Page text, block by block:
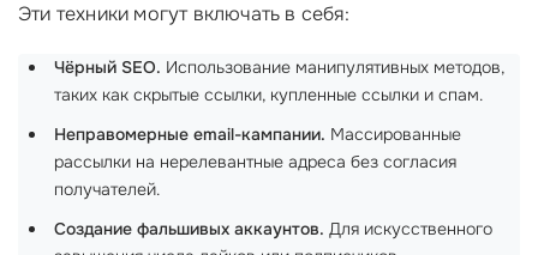
Эти техники могут включать в себя:
Чёрный SEO. Использование манипулятивных методов,
таких как скрытые ссылки, купленные ссылки и спам.
Неправомерные email-кампании. Массированные
рассылки на нерелевантные адреса без согласия
получателей.
Создание фальшивых аккаунтов. Для искусственного